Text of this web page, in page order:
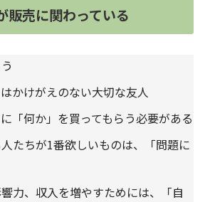
販売に関わっている
はかけがえのない大切な友人
「何か」を買ってもらう必要がある
たちが1番欲しいものは、「問題に
力、収入を増やすためには、「自